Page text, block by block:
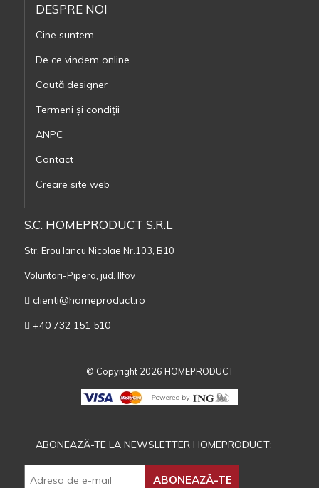
DESPRE NOI
Cine suntem
De ce vindem online
Caută designer
Termeni și condiții
ANPC
Contact
Creare site web
S.C. HOMEPRODUCT S.R.L
Str. Erou Iancu Nicolae Nr.103, B10
Voluntari-Pipera, jud. Ilfov
clienti@homeproduct.ro
+40 732 151 510
© Copyright 2026 HOMEPRODUCT
ABONEAZĂ-TE LA NEWSLETTER HOMEPRODUCT: